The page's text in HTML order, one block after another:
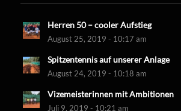
Herren 50 – cooler Aufstieg
August 25, 2019 - 10:17 am
Spitzentennis auf unserer Anlage
August 24, 2019 - 10:18 am
Vizemeisterinnen mit Ambitionen
Juli 9, 2019 - 10:21 am